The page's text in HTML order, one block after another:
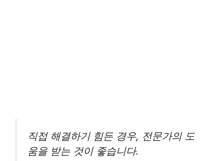
직접 해결하기 힘든 경우, 전문가의 도
움을 받는 것이 좋습니다.